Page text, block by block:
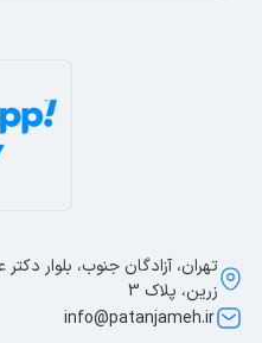
تهران، آزادگان جنوب، بلوار
زرین، پلاک 3
info@patanjameh.ir